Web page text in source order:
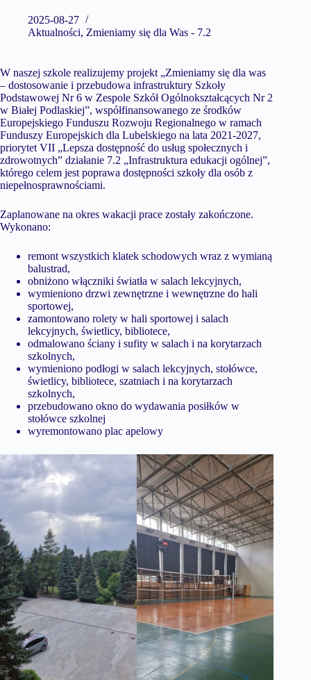
2025-08-27
Aktualności, Zmieniamy się dla Was - 7.2
W naszej szkole realizujemy projekt „Zmieniamy się dla was
– dostosowanie i przebudowa infrastruktury Szkoły
Podstawowej Nr 6 w Zespole Szkół Ogólnokształcących Nr 2
w Białej Podlaskiej”, współfinansowanego ze środków
Europejskiego Funduszu Rozwoju Regionalnego w ramach
Funduszy Europejskich dla Lubelskiego na lata 2021-2027,
priorytet VII „Lepsza dostępność do usług społecznych i
zdrowotnych” działanie 7.2 „Infrastruktura edukacji ogólnej”,
którego celem jest poprawa dostępności szkoły dla osób z
niepełnosprawnościami.
Zaplanowane na okres wakacji prace zostały zakończone.
Wykonano:
remont wszystkich klatek schodowych wraz z wymianą
balustrad,
obniżono włączniki światła w salach lekcyjnych,
wymieniono drzwi zewnętrzne i wewnętrzne do hali
sportowej,
zamontowano rolety w hali sportowej i salach
lekcyjnych, świetlicy, bibliotece,
odmalowano ściany i sufity w salach i na korytarzach
szkolnych,
wymieniono podłogi w salach lekcyjnych, stołówce,
świetlicy, bibliotece, szatniach i na korytarzach
szkolnych,
przebudowano okno do wydawania posiłków w
stołówce szkolnej
wyremontowano plac apelowy